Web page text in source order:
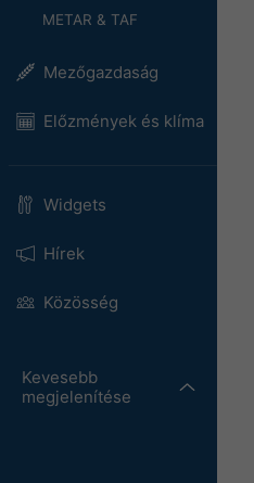
METAR & TAF
Mezőgazdaság
Előzmények és klíma
Widgets
Hírek
Közösség
Kevesebb
megjelenítése